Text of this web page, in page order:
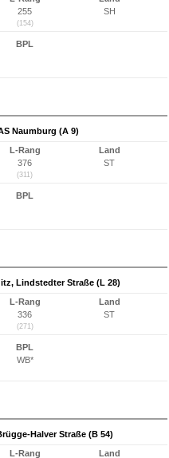
255
(154)
SH
BPL
Naumburg (A 9)
L-Rang
376
(311)
Land
ST
BPL
Lindstedter Straße (L 28)
L-Rang
336
(271)
Land
ST
BPL
WB*
Halver Straße (B 54)
L-Rang
Land